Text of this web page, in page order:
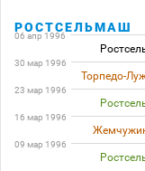
РОСТСЕЛЬМАШ
06 апр 1996
30 мар 1996
Торпедо-
23 мар 1996
16 мар 1996
09 мар 1996